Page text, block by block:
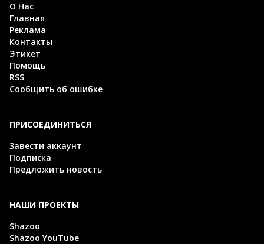
О Нас
Главная
Реклама
Контакты
Этикет
Помощь
RSS
Сообщить об ошибке
ПРИСОЕДИНИТЬСЯ
Завести аккаунт
Подписка
Предложить новость
НАШИ ПРОЕКТЫ
Shazoo
Shazoo YouTube